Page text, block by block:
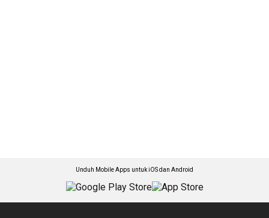
Unduh Mobile Apps untuk iOS dan Android